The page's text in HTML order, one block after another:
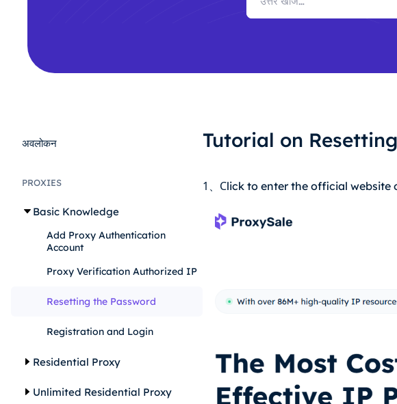
अवलोकन
PROXIES
Basic Knowledge
Add Proxy Authentication
Account
Proxy Verification Authorized IP
Resetting the Password
Registration and Login
Residential Proxy
Unlimited Residential Proxy
Tutorial on
1 Click to enter the official website